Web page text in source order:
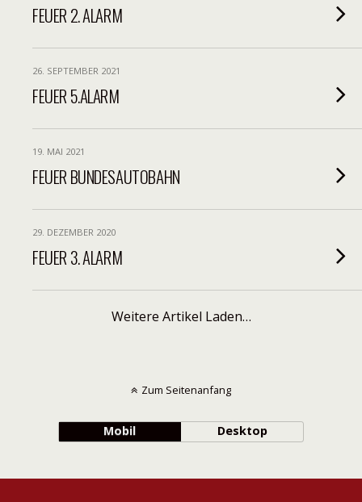
FEUER 2. ALARM
26. SEPTEMBER 2021
FEUER 5.ALARM
19. MAI 2021
FEUER BUNDESAUTOBAHN
29. DEZEMBER 2020
FEUER 3. ALARM
Weitere Artikel Laden…
Zum Seitenanfang
Mobil Desktop